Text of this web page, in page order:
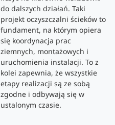
do dalszych działań. Taki
projekt oczyszczalni ścieków to
fundament, na którym opiera
się koordynacja prac
ziemnych, montażowych i
uruchomienia instalacji. To z
kolei zapewnia, że wszystkie
etapy realizacji są ze sobą
zgodne i odbywają się w
ustalonym czasie.